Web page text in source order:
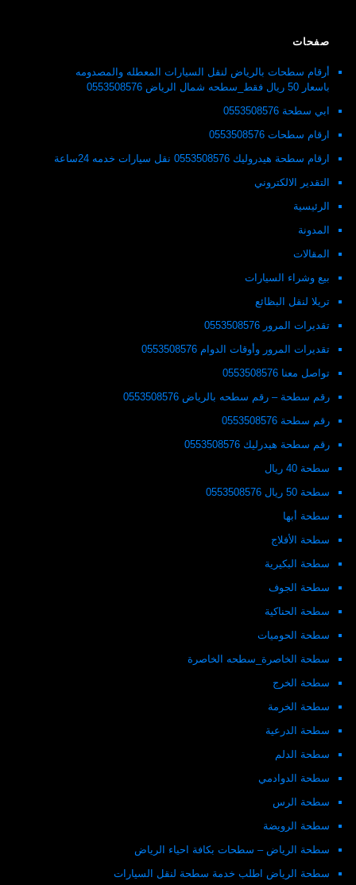
صفحات
أرقام سطحات بالرياض لنقل السيارات المعطله والمصدومه
باسعار 50 ريال فقط_سطحه شمال الرياض 0553508576
ابي سطحة 0553508576
ارقام سطحات 0553508576
ارقام سطحة هيدروليك 0553508576 نقل سيارات خدمه 24ساعة
التقدير الالكتروني
الرئيسية
المدونة
المقالات
بيع وشراء السيارات
تريلا لنقل البظائع
تقديرات المرور 0553508576
تقديرات المرور وأوقات الدوام 0553508576
تواصل معنا 0553508576
رقم سطحة – رقم سطحه بالرياض 0553508576
رقم سطحة 0553508576
رقم سطحة هيدرليك 0553508576
سطحة 40 ريال
سطحة 50 ريال 0553508576
سطحة أبها
سطحة الأفلاج
سطحة البكيرية
سطحة الجوف
سطحة الحناكية
سطحة الحوميات
سطحة الخاصرة_سطحه الخاصرة
سطحة الخرج
سطحة الخرمة
سطحة الدرعية
سطحة الدلم
سطحة الدوادمي
سطحة الرس
سطحة الرويضة
سطحة الرياض – سطحات بكافة احياء الرياض
سطحة الرياض اطلب خدمة سطحة لنقل السيارات